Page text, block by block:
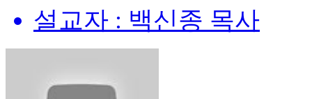
설교자 : 백신종 목사